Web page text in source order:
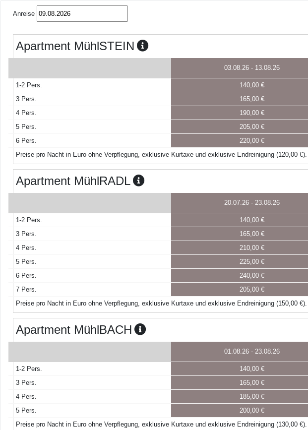
Anreise
Apartment MühlSTEIN
03.08.26 - 13.08.26
1-2 Pers. 140,00 €
3 Pers.
165,00 €
4 Pers.
190,00 €
5 Pers.
205,00 €
6 Pers.
220,00 €
Preise pro Nacht in Euro ohne Verpflegung, exklusive Kurtaxe und exklusive Endreinigung (120,00 €).
Apartment MühlRADL
20.07.26 - 23.08.26
1-2 Pers. 140,00 €
3 Pers.
165,00 €
4 Pers.
210,00 €
5 Pers.
225,00 €
6 Pers.
240,00 €
7 Pers.
205,00 €
Preise pro Nacht in Euro ohne Verpflegung, exklusive Kurtaxe und exklusive Endreinigung (150,00 €).
Apartment MühlBACH
01.08.26 - 23.08.26
1-2 Pers. 140,00 €
3 Pers.
165,00 €
4 Pers.
185,00 €
5 Pers.
200,00 €
Preise pro Nacht in Euro ohne Verpflegung, exklusive Kurtaxe und exklusive Endreinigung (130,00 €).